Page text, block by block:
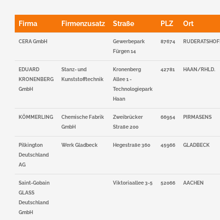
Firma Firmenzusatz Straße PLZ Ort
CERA GmbH
Gewerbepark
Fürgen 14
87674
EDUARD
KRONENBERG
GmbH
Stanz- und
Kunststofftechnik
Kronenberg
Allee 1 -
Technologiepark
Haan
42781 HAAN/RHLD.
KÖMMERLING
Chemische Fabrik
GmbH
Zweibrücker
Straße 200
66954 PIRMASENS
Pilkington
Deutschland
AG
Werk Gladbeck Hegestraße 360 45966 GLADBECK
Saint-Gobain
GLASS
Deutschland
GmbH
Viktoriaallee 3-5 52066 AACHEN